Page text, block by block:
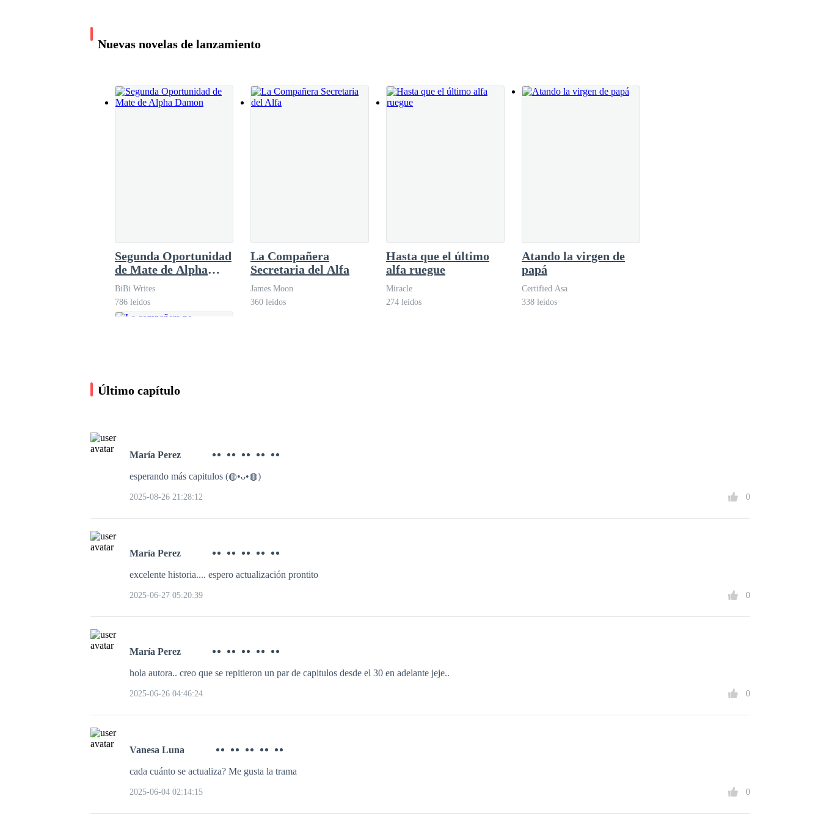
Nuevas novelas de lanzamiento
Segunda Oportunidad
de Mate de Alpha
Damon
BiBi Writes
786 leídos
La Compañera
Secretaria del Alfa
James Moon
360 leídos
Hasta que el último
alfa ruegue
Miracle
274 leídos
Atando la virgen de
papá
Certified Asa
338 leídos
La compañera no
reclamada del Alfa
Último capítulo
María Perez
esperando más capitulos (⁠◍⁠•⁠ᴗ⁠•⁠◍⁠)
2025-08-26 21:28:12 0
María Perez
excelente historia.... espero actualización prontito
2025-06-27 05:20:39 0
María Perez
hola autora.. creo que se repitieron un par de capitulos desde el 30 en adelante jeje..
2025-06-26 04:46:24 0
Vanesa Luna
cada cuánto se actualiza? Me gusta la trama
2025-06-04 02:14:15 0